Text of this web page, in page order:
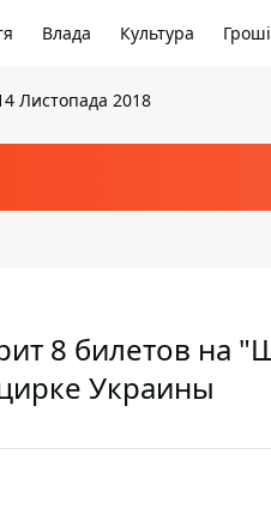
Влада Культура Гроші
Листопада 2018
8 билетов на
Украины